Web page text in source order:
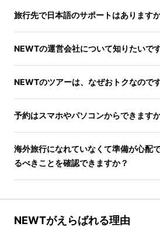
旅行先で日本語のサポートはあります
NEWTの運営会社について知りたいで
NEWTのツアーは、なぜおトクなので
予約はスマホやパソコンからできます
海外旅行になれていなくて準備が心配
るべきことを確認できますか？
NEWTがえらばれる理由